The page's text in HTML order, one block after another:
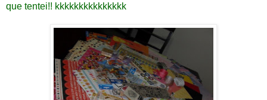
que tentei!! kkkkkkkkkkkkkkk